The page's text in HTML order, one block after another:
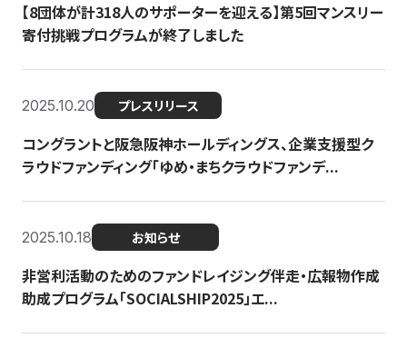
【8団体が計318人のサポーターを迎える】​​第5回マンスリー
寄付挑戦プログラムが終了しました
2025.10.20 プレスリリース
コングラントと阪急阪神ホールディングス、企業支援型ク
ラウドファンディング「ゆめ・まちクラウドファンデ...
2025.10.18 お知らせ
非営利活動のためのファンドレイジング伴走・広報物作成
助成プログラム「SOCIALSHIP2025」エ...